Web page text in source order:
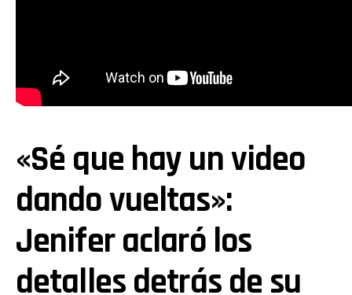
«Sé que hay un video
dando vueltas»:
Jenifer aclaró los
detalles detrás de su